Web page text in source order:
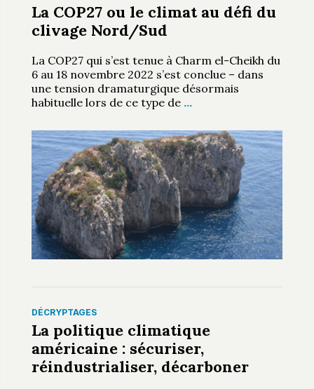
La COP27 ou le climat au défi du
clivage Nord/Sud
La COP27 qui s’est tenue à Charm el-Cheikh du
6 au 18 novembre 2022 s’est conclue – dans
une tension dramaturgique désormais
habituelle lors de ce type de …
DÉCRYPTAGES
La politique climatique
américaine : sécuriser,
réindustrialiser, décarboner